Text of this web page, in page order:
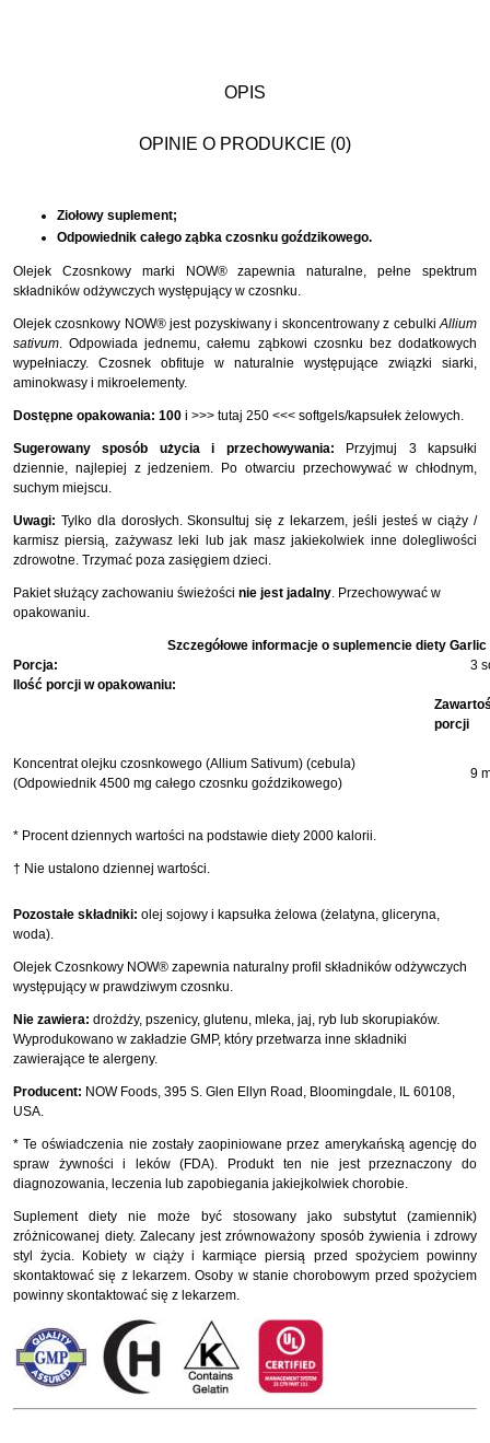
OPIS
OPINIE O PRODUKCIE (0)
Ziołowy suplement;
Odpowiednik całego ząbka czosnku goździkowego.
Olejek Czosnkowy marki NOW® zapewnia naturalne, pełne spektrum
składników odżywczych występujący w czosnku.
Olejek czosnkowy NOW® jest pozyskiwany i skoncentrowany z cebulkiAllium
sativum. Odpowiada jednemu, całemu ząbkowi czosnku bez dodatkowych
wypełniaczy. Czosnek obfituje w naturalnie występujące związki siarki,
aminokwasy i mikroelementy.
Dostępne opakowania: 100 i >>> tutaj 250 <<< softgels/kapsułek żelowych.
Sugerowany sposób użycia i przechowywania: Przyjmuj 3 kapsułki
dziennie, najlepiej z jedzeniem. Po otwarciu przechowywać w chłodnym,
suchym miejscu.
Uwagi: Tylko dla dorosłych. Skonsultuj się z lekarzem, jeśli jesteś w ciąży /
karmisz piersią, zażywasz leki lub jak masz jakiekolwiek inne dolegliwości
zdrowotne. Trzymać poza zasięgiem dzieci.
Pakiet służący zachowaniu świeżości nie jest jadalny. Przechowywać w
opakowaniu.
Szczegółowe informacje o suplemencie diety Garlic
Porcja:
3
Ilość porcji w opakowaniu:
porcji
* Procent dziennych wartości na podstawie diety 2000 kalorii.
† Nie ustalono dziennej wartości.
Koncentrat olejku czosnkowego (Allium Sativum) (cebula)
(Odpowiednik 4500 mg całego czosnku goździkowego)
9
Pozostałe składniki: olej sojowy i kapsułka żelowa (żelatyna, gliceryna,
woda).
Olejek Czosnkowy NOW® zapewnia naturalny profil składników odżywczych
występujący w prawdziwym czosnku.
Nie zawiera: drożdży, pszenicy, glutenu, mleka, jaj, ryb lub skorupiaków.
Wyprodukowano w zakładzie GMP, który przetwarza inne składniki
zawierające te alergeny.
Producent: NOW Foods, 395 S. Glen Ellyn Road, Bloomingdale, IL 60108,
USA.
* Te oświadczenia nie zostały zaopiniowane przez amerykańską agencję do
spraw żywności i leków (FDA). Produkt ten nie jest przeznaczony do
diagnozowania, leczenia lub zapobiegania jakiejkolwiek chorobie.
Suplement diety nie może być stosowany jako substytut (zamiennik)
zróżnicowanej diety. Zalecany jest zrównoważony sposób żywienia i zdrowy
styl życia. Kobiety w ciąży i karmiące piersią przed spożyciem powinny
skontaktować się z lekarzem. Osoby w stanie chorobowym przed spożyciem
powinny skontaktować się z lekarzem.